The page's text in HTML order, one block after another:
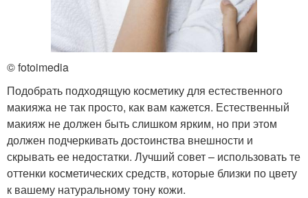
© fotoimedia
Подобрать подходящую косметику для естественного
макияжа не так просто, как вам кажется. Естественный
макияж не должен быть слишком ярким, но при этом
должен подчеркивать достоинства внешности и
скрывать ее недостатки. Лучший совет – использовать те
оттенки косметических средств, которые близки по цвету
к вашему натуральному тону кожи.